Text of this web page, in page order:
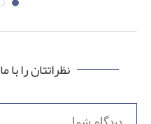
نظراتتان را